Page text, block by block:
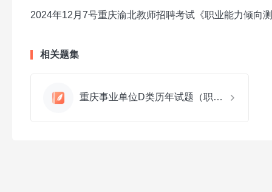
2024年12月7号重庆渝北教师招聘考试《职业能力倾向
相关题集
重庆事业单位D类历年试题（职测+综应）